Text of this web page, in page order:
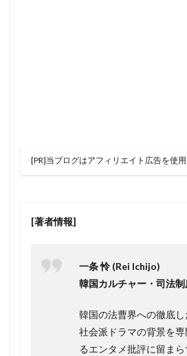
[PR]当ブログはアフィリエイト広告を使用
[著者情報]
一条 怜 (Rei Ichijo)
韓国カルチャー・司法
韓国の法曹界への徹底し
社会派ドラマの背景を
るエンタメ批評に留ま